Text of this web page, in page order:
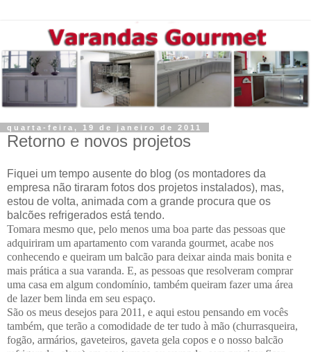
quarta-feira, 19 de janeiro de 2011
Retorno e novos projetos
Fiquei um tempo ausente do blog (os montadores da
empresa não tiraram fotos dos projetos instalados), mas,
estou de volta, animada com a grande procura que os
balcões refrigerados está tendo.
Tomara mesmo que, pelo menos uma boa parte das pessoas que
adquiriram um apartamento com varanda gourmet, acabe nos
conhecendo e queiram um balcão para deixar ainda mais bonita e
mais prática a sua varanda. E, as pessoas que resolveram comprar
uma casa em algum condomínio, também queiram fazer uma área
de lazer bem linda em seu espaço.
São os meus desejos para 2011, e aqui estou pensando em vocês
também, que terão a comodidade de ter tudo à mão (churrasqueira,
fogão, armários, gaveteiros, gaveta gela copos e o nosso balcão